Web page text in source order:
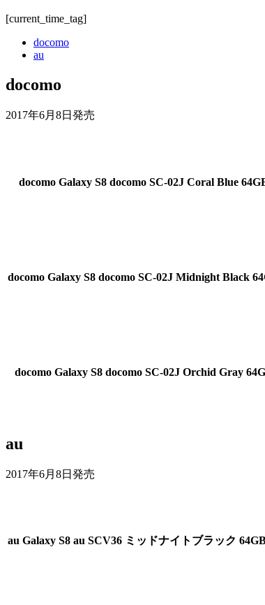
[current_time_tag]
docomo
au
docomo
2017年6月8日発売
docomo Galaxy S8 docomo SC-02J Coral Blue
docomo Galaxy S8 docomo SC-02J Midnight Black
docomo Galaxy S8 docomo SC-02J Orchid Gray
au
2017年6月8日発売
au Galaxy S8 au SCV36 ミッドナイトブラック